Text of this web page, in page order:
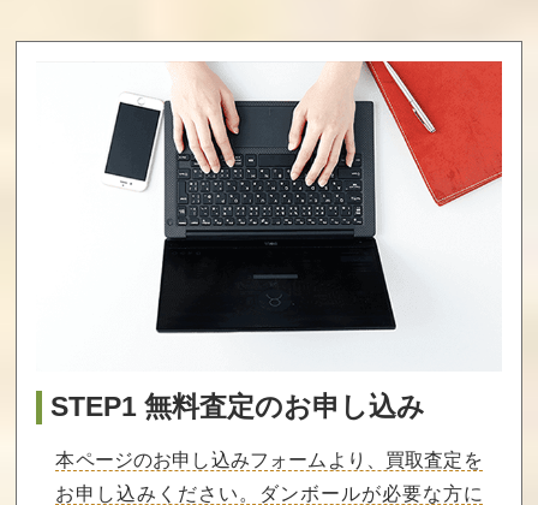
10,000
買取価格
10,000
買取価格
10,000
ターミネーター2 パズロット
買取価格
10,000
カオスワールド
10,000
買取価格
10,000
買取価格
10,000
買取価格
9,600
STEP1 無料査定のお申し込み
本ページのお申し込みフォームより、買取査定を
お申し込みください。ダンボールが必要な方に